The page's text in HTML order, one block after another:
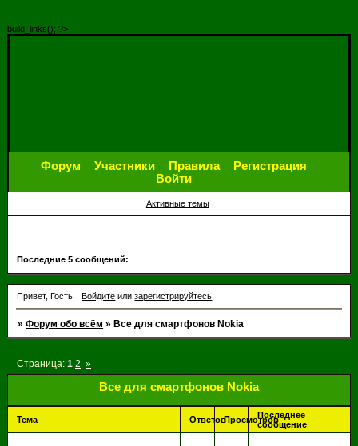
build_links(); ?>
Форум Участники Правила
Регистрация
Войти
Активные темы
Последние 5 сообщений:
Привет, Гость! Войдите илизарегистрируйтесь.
»Форум обо всём »Все для смартфонов Nokia
Все для смартфонов Nokia
Страница:1 2 »
Тема ОтветовПросмотровПоследнее
сообщение